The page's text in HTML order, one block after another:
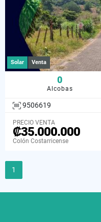
Solar Venta
0
Alcobas
9506619
PRECIO VENTA
₡35.000.000
Colón Costarricense
1